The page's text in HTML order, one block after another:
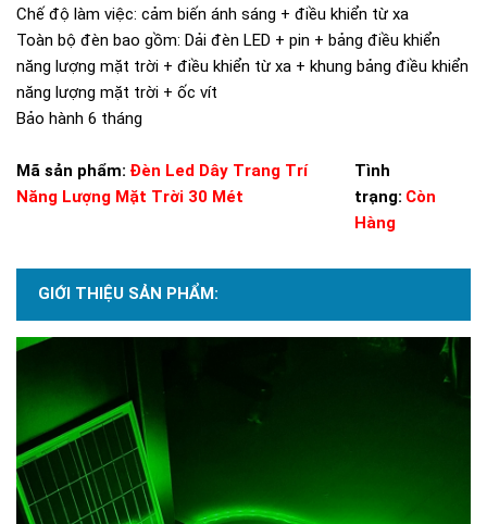
Chế độ làm việc: cảm biến ánh sáng + điều khiển từ xa
Toàn bộ đèn bao gồm: Dải đèn LED + pin + bảng điều khiển
năng lượng mặt trời + điều khiển từ xa + khung bảng điều khiển
năng lượng mặt trời + ốc vít
Bảo hành 6 tháng
Mã sản phẩm: Đèn Led Dây Trang Trí
Năng Lượng Mặt Trời 30 Mét
Tình
trạng: Còn
Hàng
GIỚI THIỆU SẢN PHẨM: